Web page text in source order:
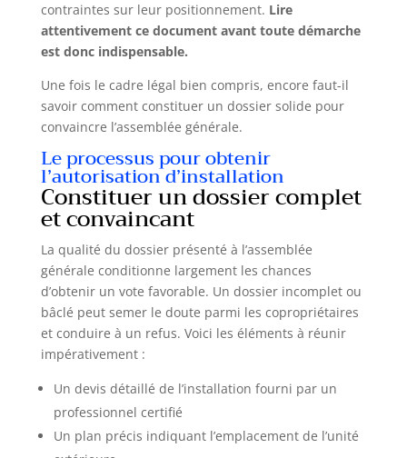
contraintes sur leur positionnement. Lire
attentivement ce document avant toute démarche
est donc indispensable.
Une fois le cadre légal bien compris, encore faut-il
savoir comment constituer un dossier solide pour
convaincre l’assemblée générale.
Le processus pour obtenir
l’autorisation d’installation
Constituer un dossier complet
et convaincant
La qualité du dossier présenté à l’assemblée
générale conditionne largement les chances
d’obtenir un vote favorable. Un dossier incomplet ou
bâclé peut semer le doute parmi les copropriétaires
et conduire à un refus. Voici les éléments à réunir
impérativement :
Un devis détaillé de l’installation fourni par un
professionnel certifié
Un plan précis indiquant l’emplacement de l’unité